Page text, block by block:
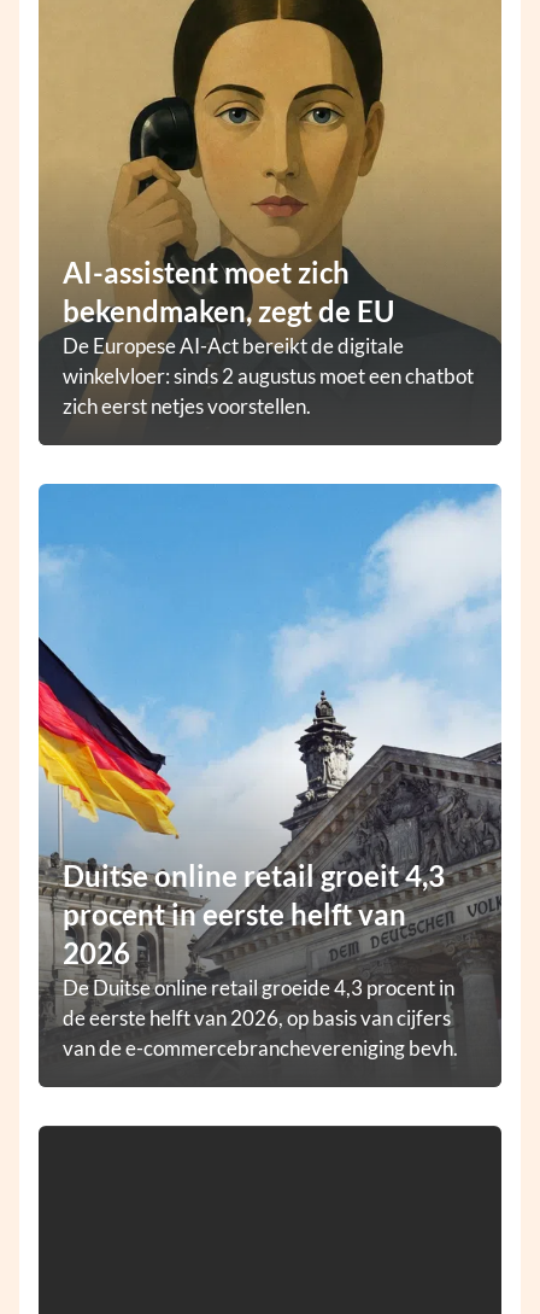
AI-assistent moet zich
bekendmaken, zegt de EU
De Europese AI-Act bereikt de digitale
winkelvloer: sinds 2 augustus moet een chatbot
zich eerst netjes voorstellen.
Duitse online retail groeit 4,3
procent in eerste helft van
2026
De Duitse online retail groeide 4,3 procent in
de eerste helft van 2026, op basis van cijfers
van de e-commercebranchevereniging bevh.